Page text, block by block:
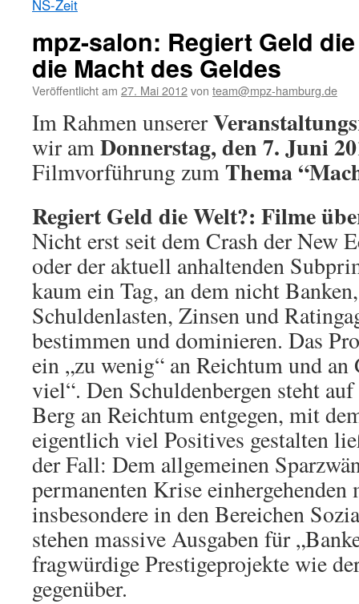
NS-Zeit
mpz-salon: Regiert Geld
die Macht des Geldes
Veröffentlicht am 27. Mai 2012von team@mpz-hamburg.de
Im Rahmen unserer
wir amDonnerstag, den 7. Juni
Filmvorführung zumThema
Regiert Geld die Welt?: Filme
Nicht erst seit dem Crash der New
oder der aktuell anhaltenden
kaum ein Tag, an dem nicht
Schuldenlasten, Zinsen und
bestimmen und dominieren. Das
ein „zu wenig“ an Reichtum und an
viel“. Den Schuldenbergen steht
Berg an Reichtum entgegen, mit
eigentlich viel Positives gestalten
der Fall: Dem allgemeinen
permanenten Krise einhergehenden
insbesondere in den Bereichen
stehen massive Ausgaben für
fragwürdige Prestigeprojekte wie
gegenüber.